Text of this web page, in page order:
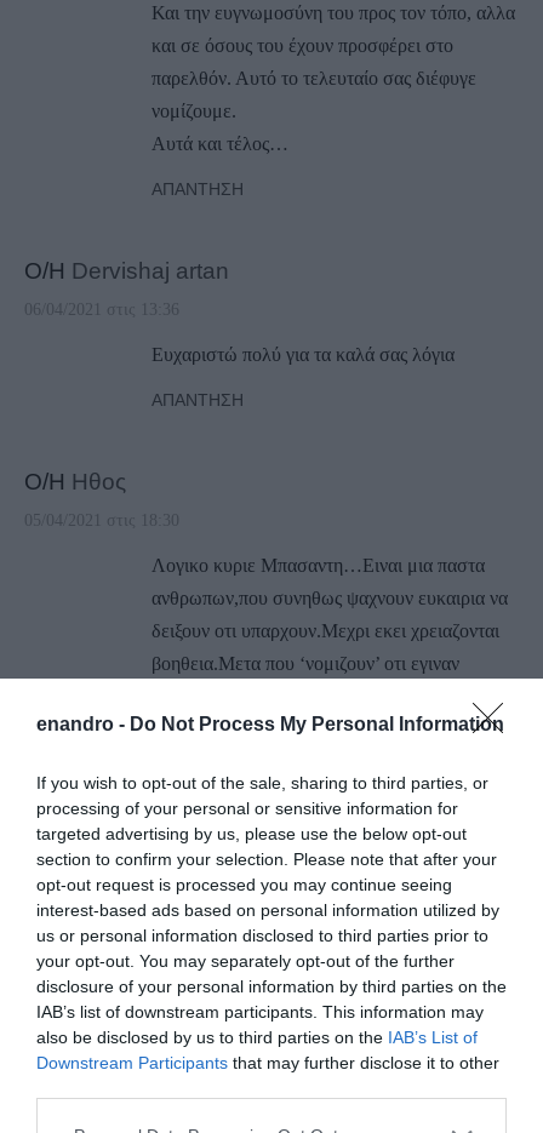
enandro - Do Not Process My Personal Information
If you wish to opt-out of the sale, sharing to third parties, or
processing of your personal or sensitive information for
targeted advertising by us, please use the below opt-out
section to confirm your selection. Please note that after your
opt-out request is processed you may continue seeing
interest-based ads based on personal information utilized by
us or personal information disclosed to third parties prior to
your opt-out. You may separately opt-out of the further
disclosure of your personal information by third parties on the
IAB’s list of downstream participants. This information may
also be disclosed by us to third parties on the IAB’s List of
Downstream Participants that may further disclose it to other
Και την ευγνωμοσύνη του προς τον τόπο, αλλα
και σε όσους του έχουν προσφέρει στο
παρελθόν. Αυτό το τελευταίο σας διέφυγε
νομίζουμε.
Αυτά και τέλος…
ΑΠΆΝΤΗΣΗ
Ο/Η Dervishaj artan
06/04/2021 στις 13:36
Ευχαριστώ πολύ για τα καλά σας λόγια
ΑΠΆΝΤΗΣΗ
Ο/Η Ηθος
05/04/2021 στις 18:30
Λογικο κυριε Μπασαντη…Ειναι μια παστα
ανθρωπων,που συνηθως ψαχνουν ευκαιρια να
δειξουν οτι υπαρχουν.Μεχρι εκει χρειαζονται
βοηθεια.Μετα που ‘νομιζουν’ οτι εγιναν
τους….
ΑΠΆΝΤΗΣΗ
ΑΦΉΣΤΕ ΈΝΑ ΣΧΌΛΙΟ
Η ηλ. διεύθυνση σας δεν δημοσιεύεται.
Τα υποχρεωτικά πεδία
σημειώνονται με*